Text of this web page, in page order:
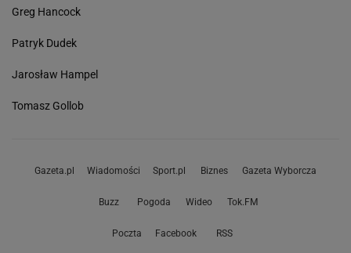
Greg Hancock
Patryk Dudek
Jarosław Hampel
Tomasz Gollob
Gazeta.pl Wiadomości Sport.pl Biznes Gazeta Wyborcza
Buzz Pogoda Wideo Tok.FM
Poczta Facebook RSS